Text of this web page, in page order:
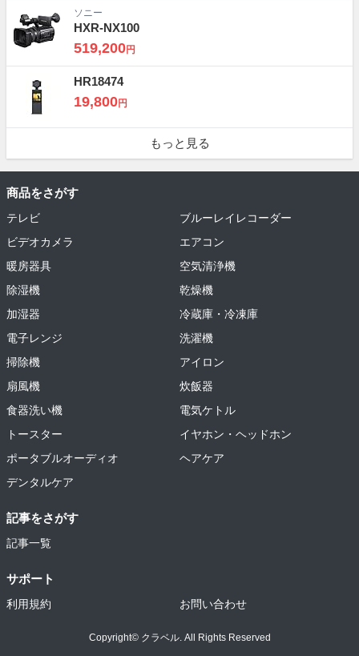
ソニー
HXR-NX100
519,200円
HR18474
19,800円
もっと見る
商品をさがす
テレビ
ブルーレイレコーダー
ビデオカメラ
エアコン
暖房器具
空気清浄機
除湿機
乾燥機
加湿器
冷蔵庫・冷凍庫
電子レンジ
洗濯機
掃除機
アイロン
扇風機
炊飯器
食器洗い機
電気ケトル
トースター
イヤホン・ヘッドホン
ポータブルオーディオ
ヘアケア
デンタルケア
記事をさがす
記事一覧
サポート
利用規約 お問い合わせ
Copyright© クラベル. All Rights Reserved